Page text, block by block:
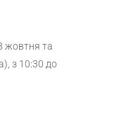
жовтня та
з 10:30 до